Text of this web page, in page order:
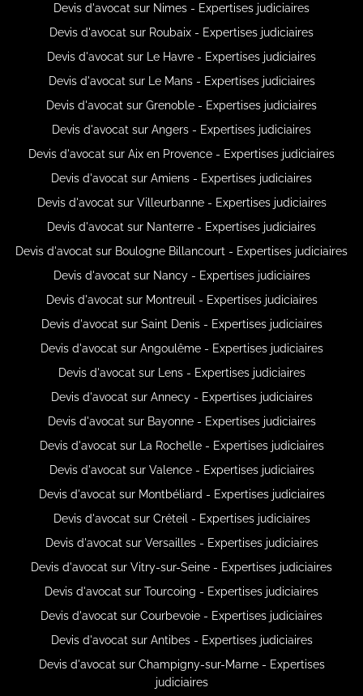
Devis d'avocat sur Nimes - Expertises judiciaires
Devis d'avocat sur Roubaix - Expertises judiciaires
Devis d'avocat sur Le Havre - Expertises judiciaires
Devis d'avocat sur Le Mans - Expertises judiciaires
Devis d'avocat sur Grenoble - Expertises judiciaires
Devis d'avocat sur Angers - Expertises judiciaires
Devis d'avocat sur Aix en Provence - Expertises judiciaires
Devis d'avocat sur Amiens - Expertises judiciaires
Devis d'avocat sur Villeurbanne - Expertises judiciaires
Devis d'avocat sur Nanterre - Expertises judiciaires
Devis d'avocat sur Boulogne Billancourt - Expertises judiciaires
Devis d'avocat sur Nancy - Expertises judiciaires
Devis d'avocat sur Montreuil - Expertises judiciaires
Devis d'avocat sur Saint Denis - Expertises judiciaires
Devis d'avocat sur Angoulême - Expertises judiciaires
Devis d'avocat sur Lens - Expertises judiciaires
Devis d'avocat sur Annecy - Expertises judiciaires
Devis d'avocat sur Bayonne - Expertises judiciaires
Devis d'avocat sur La Rochelle - Expertises judiciaires
Devis d'avocat sur Valence - Expertises judiciaires
Devis d'avocat sur Montbéliard - Expertises judiciaires
Devis d'avocat sur Créteil - Expertises judiciaires
Devis d'avocat sur Versailles - Expertises judiciaires
Devis d'avocat sur Vitry-sur-Seine - Expertises judiciaires
Devis d'avocat sur Tourcoing - Expertises judiciaires
Devis d'avocat sur Courbevoie - Expertises judiciaires
Devis d'avocat sur Antibes - Expertises judiciaires
Devis d'avocat sur Champigny-sur-Marne - Expertises
judiciaires